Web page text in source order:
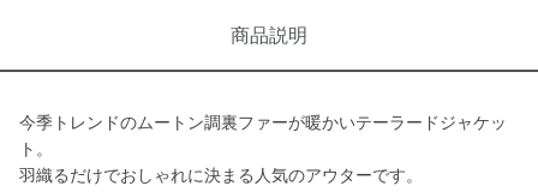
商品説明
今季トレンドのムートン調裏ファーが暖かいテーラードジャケッ
ト。
羽織るだけでおしゃれに決まる人気のアウターです。